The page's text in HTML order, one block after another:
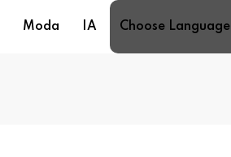
Moda IA Choose Language